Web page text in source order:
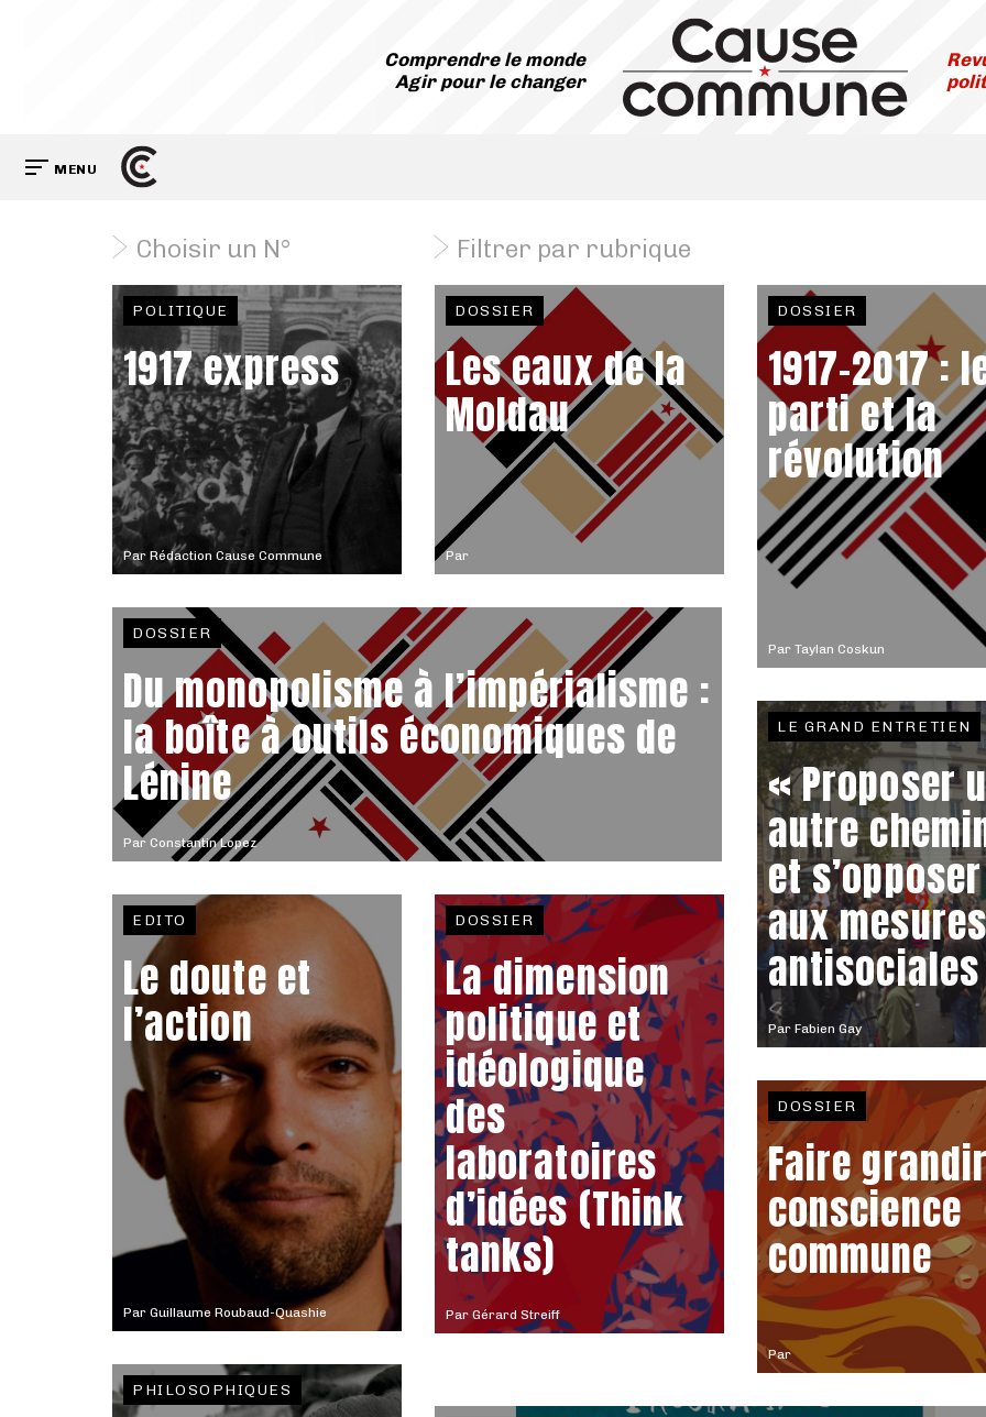
Comprendre le monde
Agir pour le changer
MENU
Choisir un N° Filtrer par rubrique
Par Rédaction Cause Commune
POLITIQUE
1917 express
Par
DOSSIER
Les eaux de la
Moldau
Par Taylan Coskun
DOSSIER
1917-2017 :
parti et la
révolution
Par Constantin Lopez
DOSSIER
Du monopolisme à l’impérialisme :
la boîte à outils économiques de
Lénine
Par Fabien Gay
LE GRAND ENTRETIEN
« Proposer
autre
et s’opposer
aux mesures
Par Guillaume Roubaud-Quashie
EDITO
Le doute et
l’action
Par Gérard Streiff
DOSSIER
La dimension
politique et
idéologique
des
laboratoires
d’idées (Think
tanks)
Par
DOSSIER
Faire
conscience
commune
PHILOSOPHIQUES